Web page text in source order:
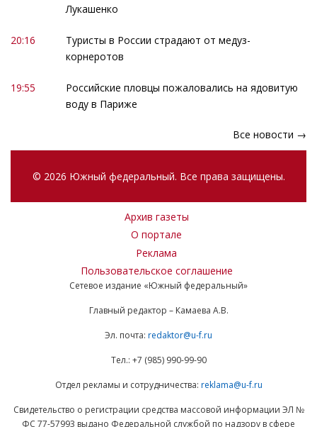
Лукашенко
20:16
Туристы в России страдают от медуз-
корнеротов
19:55
Российские пловцы пожаловались на ядовитую
воду в Париже
Все новости →
© 2026 Южный федеральный. Все права защищены.
Архив газеты
О портале
Реклама
Пользовательское соглашение
Сетевое издание «Южный федеральный»
Главный редактор – Камаева А.В.
Эл. почта: redaktor@u-f.ru
Тел.: +7 (985) 990-99-90
Отдел рекламы и сотрудничества: reklama@u-f.ru
Свидетельство о регистрации средства массовой информации ЭЛ №
ФС 77-57993 выдано Федеральной службой по надзору в сфере